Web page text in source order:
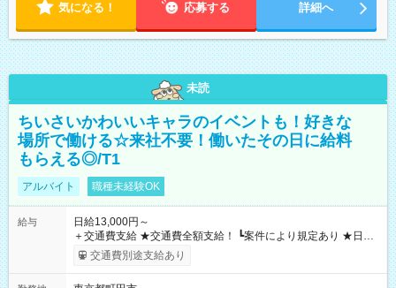
気になる！ 応募する 詳細へ
未読
ちいさいかわいいキャラのイベントも！好きな
場所で働ける☆来社不要！働いたその日に給料
もらえる◎/T1
アルバイト 職種未経験OK
給与
日給13,000円～
＋交通費支給 ★交通費全額支給！ ┗案件により規定あり ★日払
いOK！（規定あり） ┗働いたその日に現金GET♪ お仕事後はコ
ンビニATMから 日払い分を引き落とせます！ 【試用期間】試
交通費別途支給あり